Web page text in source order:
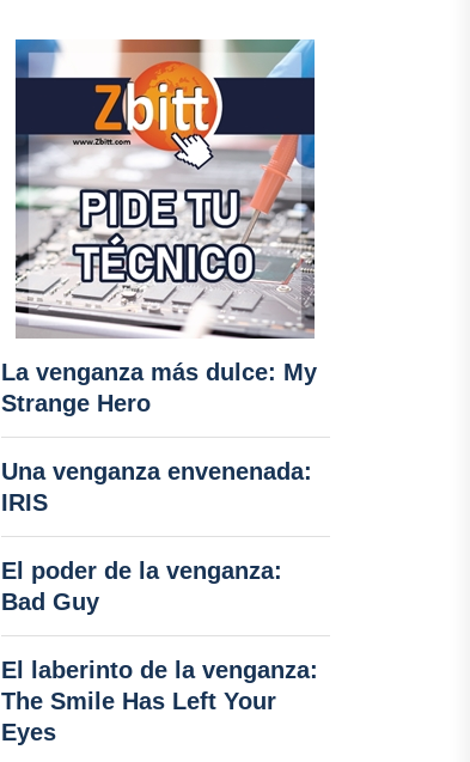
La venganza más dulce: My
Strange Hero
Una venganza envenenada:
IRIS
El poder de la venganza:
Bad Guy
El laberinto de la venganza:
The Smile Has Left Your
Eyes